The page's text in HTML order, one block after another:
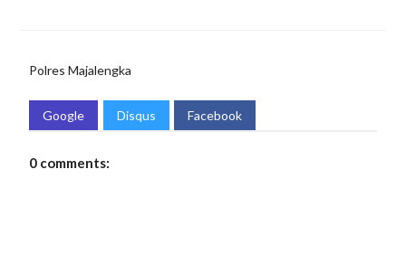
Polres Majalengka
Google Disqus Facebook
0 comments: